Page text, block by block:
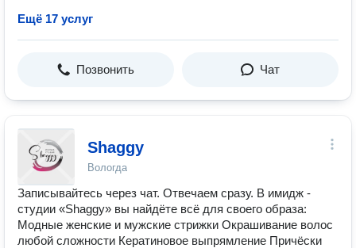
Ещё 17 услуг
Позвонить Чат
Shaggy
Вологда
Записывайтесь через чат. Отвечаем сразу. В имидж -
студии «Shaggy» вы найдёте всё для своего образа:
Модные женские и мужские стрижки Окрашивание волос
любой сложности Кератиновое выпрямление Причёски